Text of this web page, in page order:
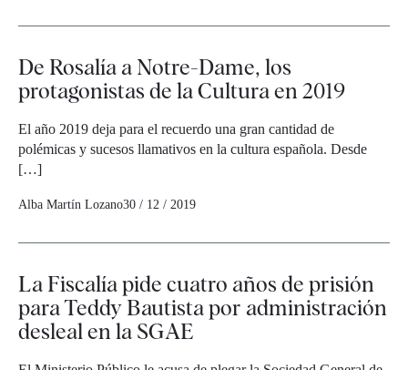
De Rosalía a Notre-Dame, los
protagonistas de la Cultura en 2019
El año 2019 deja para el recuerdo una gran cantidad de
polémicas y sucesos llamativos en la cultura española. Desde
[…]
Alba Martín Lozano30 / 12 / 2019
La Fiscalía pide cuatro años de prisión
para Teddy Bautista por administración
desleal en la SGAE